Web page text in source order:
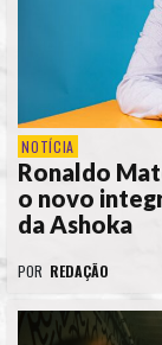
NOTÍCIA
Ronaldo
o novo
da Ashoka
POR REDAÇÃO